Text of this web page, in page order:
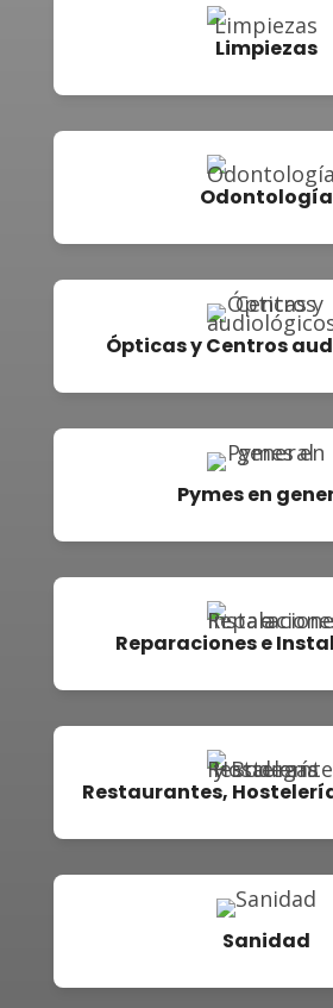
Limpiezas
Odontología
Ópticas y Centros
Pymes en
Reparaciones e
Restaurantes,
Sanidad